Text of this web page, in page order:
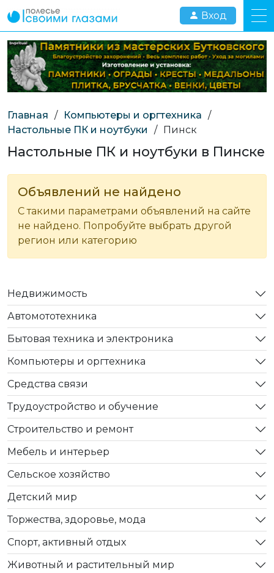
Вход
Главная / Компьютеры и оргтехника /
Настольные ПК и ноутбуки
/ Пинск
Настольные ПК и ноутбуки в Пинске
Объявлений не найдено
С такими параметрами объявлений на сайте
не найдено. Попробуйте выбрать другой
регион или категорию
Недвижимость
Автомототехника
Бытовая техника и электроника
Компьютеры и оргтехника
Средства связи
Трудоустройство и обучение
Строительство и ремонт
Мебель и интерьер
Сельское хозяйство
Детский мир
Торжества, здоровье, мода
Спорт, активный отдых
Животный и растительный мир